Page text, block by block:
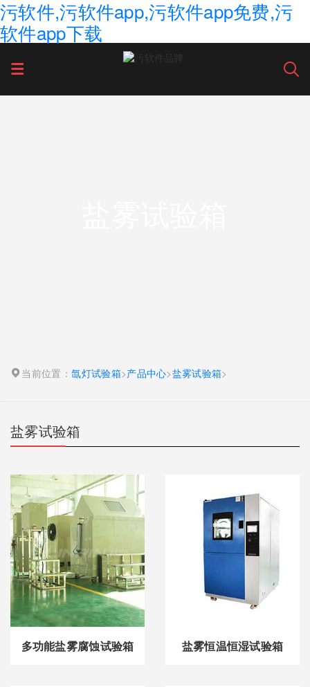
污软件,污软件app,污软件app免费,污
软件app下载
当前位置：氙灯试验箱>产品中心>盐雾试验箱>
盐雾试验箱
多功能盐雾腐蚀试验箱 盐雾恒温恒湿试验箱